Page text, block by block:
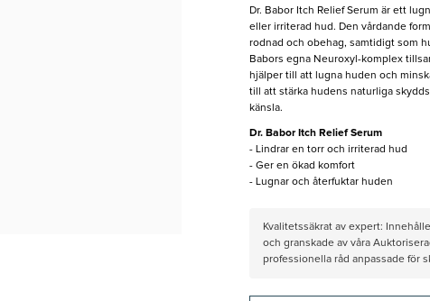
Dr. Babor Itch Relief Serum är ett
eller irriterad hud. Den vårdande
rodnad och obehag, samtidigt som
Babors egna Neuroxyl-komplex
hjälper till att lugna huden och
till att stärka hudens naturliga
känsla.
Dr. Babor Itch Relief Serum
- Lindrar en torr och irriterad hud
- Ger en ökad komfort
- Lugnar och återfuktar huden
Kvalitetssäkrat av expert:
och granskade av våra
professionella råd anpassade för